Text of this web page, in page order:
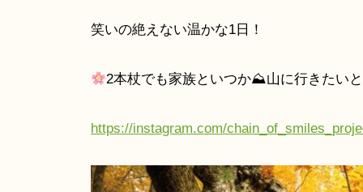
笑いの絶えない温かな1日！
2本杖でも家族といつか⛰山に行きたい
https://instagram.com/